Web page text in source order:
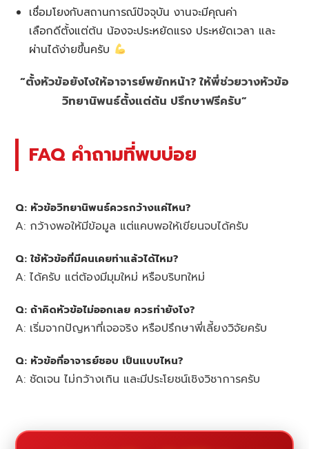
เชื่อมโยงกับสถานการณ์ปัจจุบัน งานจะมีคุณค่า
เลือกดีตั้งแต่ต้น น้องจะประหยัดแรง ประหยัดเวลา และ
ผ่านได้ง่ายขึ้นครับ
“ตั้งหัวข้อยังไงให้อาจารย์พยักหน้า? ให้พี่ช่วยวางหัวข้อ
วิทยานิพนธ์ตั้งแต่ต้น ปรึกษาฟรีครับ”
FAQ คำถามที่พบบ่อย
Q: หัวข้อวิทยานิพนธ์ควรกว้างแค่ไหน?
A: กว้างพอให้มีข้อมูล แต่แคบพอให้เขียนจบได้ครับ
Q: ใช้หัวข้อที่มีคนเคยทำแล้วได้ไหม?
A: ได้ครับ แต่ต้องมีมุมใหม่ หรือบริบทใหม่
Q: ถ้าคิดหัวข้อไม่ออกเลย ควรทำยังไง?
A: เริ่มจากปัญหาที่เจอจริง หรือปรึกษาพี่เลี้ยงวิจัยครับ
Q: หัวข้อที่อาจารย์ชอบ เป็นแบบไหน?
A: ชัดเจน ไม่กว้างเกิน และมีประโยชน์เชิงวิชาการครับ